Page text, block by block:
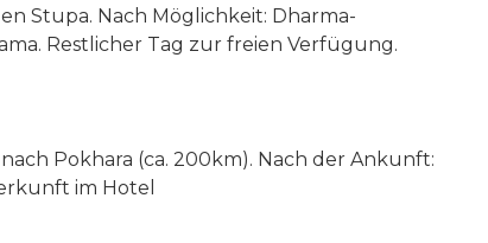
Stupa. Nach Möglichkeit: Dharma-
Restlicher Tag zur freien Verfügung.
Pokhara (ca. 200km). Nach der Ankunft:
im Hotel